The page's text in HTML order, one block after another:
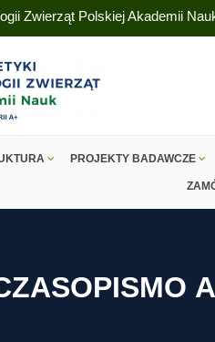
Zwierząt Polskiej Akademii
PROJEKTY BADAWCZE
ZASOPISMO A